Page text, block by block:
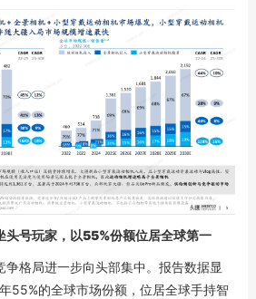
头号玩家， 以55%份额位居全球第一
格局进一步向头部集中。报告数据显
55%的全球市场份额，位居全球手持智